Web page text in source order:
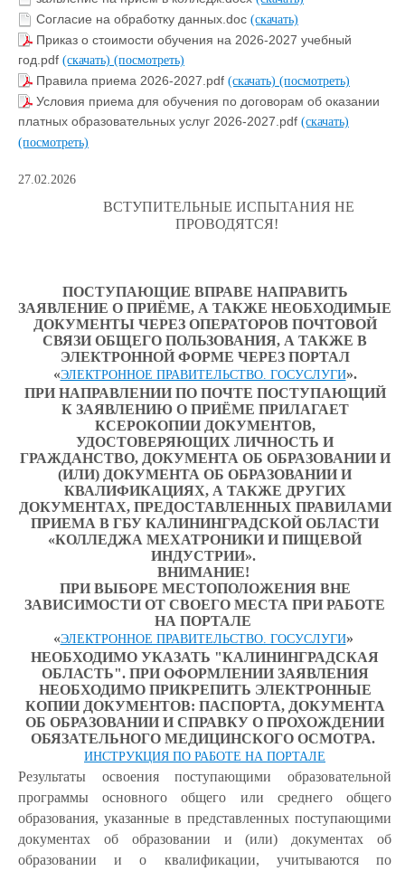
Согласие на обработку данных.doc (скачать)
Приказ о стоимости обучения на 2026-2027 учебный
год.pdf (скачать) (посмотреть)
Правила приема 2026-2027.pdf (скачать) (посмотреть)
Условия приема для обучения по договорам об оказании
платных образовательных услуг 2026-2027.pdf (скачать)
(посмотреть)
27.02.2026
ВСТУПИТЕЛЬНЫЕ ИСПЫТАНИЯ НЕ
ПРОВОДЯТСЯ!
ПОСТУПАЮЩИЕ ВПРАВЕ НАПРАВИТЬ
ЗАЯВЛЕНИЕ О ПРИЁМЕ, А ТАКЖЕ НЕОБХОДИМЫЕ
ДОКУМЕНТЫ ЧЕРЕЗ ОПЕРАТОРОВ ПОЧТОВОЙ
СВЯЗИ ОБЩЕГО ПОЛЬЗОВАНИЯ, А ТАКЖЕ В
ЭЛЕКТРОННОЙ ФОРМЕ ЧЕРЕЗ ПОРТАЛ
«ЭЛЕКТРОННОЕ ПРАВИТЕЛЬСТВО. ГОСУСЛУГИ».
ПРИ НАПРАВЛЕНИИ ПО ПОЧТЕ ПОСТУПАЮЩИЙ
К ЗАЯВЛЕНИЮ О ПРИЁМЕ ПРИЛАГАЕТ
КСЕРОКОПИИ ДОКУМЕНТОВ,
УДОСТОВЕРЯЮЩИХ ЛИЧНОСТЬ И
ГРАЖДАНСТВО, ДОКУМЕНТА ОБ ОБРАЗОВАНИИ И
(ИЛИ) ДОКУМЕНТА ОБ ОБРАЗОВАНИИ И
КВАЛИФИКАЦИЯХ, А ТАКЖЕ ДРУГИХ
ДОКУМЕНТАХ, ПРЕДОСТАВЛЕННЫХ ПРАВИЛАМИ
ПРИЕМА В ГБУ КАЛИНИНГРАДСКОЙ ОБЛАСТИ
«КОЛЛЕДЖА МЕХАТРОНИКИ И ПИЩЕВОЙ
ИНДУСТРИИ».
ВНИМАНИЕ!
ПРИ ВЫБОРЕ МЕСТОПОЛОЖЕНИЯ ВНЕ
ЗАВИСИМОСТИ ОТ СВОЕГО МЕСТА ПРИ РАБОТЕ
НА ПОРТАЛЕ
«ЭЛЕКТРОННОЕ ПРАВИТЕЛЬСТВО. ГОСУСЛУГИ»
НЕОБХОДИМО УКАЗАТЬ "КАЛИНИНГРАДСКАЯ
ОБЛАСТЬ". ПРИ ОФОРМЛЕНИИ ЗАЯВЛЕНИЯ
НЕОБХОДИМО ПРИКРЕПИТЬ ЭЛЕКТРОННЫЕ
КОПИИ ДОКУМЕНТОВ: ПАСПОРТА, ДОКУМЕНТА
ОБ ОБРАЗОВАНИИ И СПРАВКУ О ПРОХОЖДЕНИИ
ОБЯЗАТЕЛЬНОГО МЕДИЦИНСКОГО ОСМОТРА.
ИНСТРУКЦИЯ ПО РАБОТЕ НА ПОРТАЛЕ
Результаты освоения поступающими образовательной
программы основного общего или среднего общего
образования, указанные в представленных поступающими
документах об образовании и (или) документах об
образовании и о квалификации, учитываются по